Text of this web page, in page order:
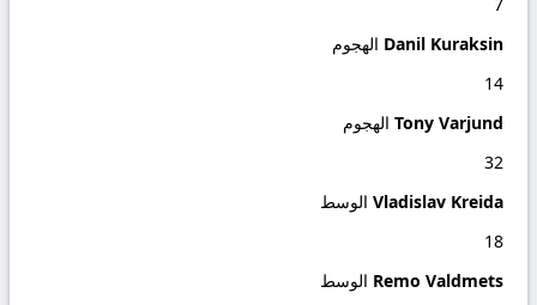
Danil Kuraksin الهجوم
14
Tony Varjund الهجوم
32
Vladislav Kreida الوسط
18
Remo Valdmets الوسط